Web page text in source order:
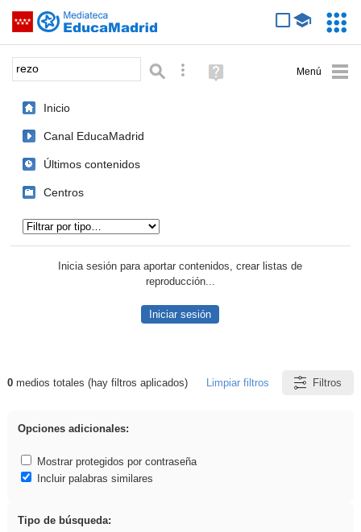
Saltar navegación
Palabra o frase: Búsqueda avanzada
Ayuda
(en
Inicio
Canal EducaMadrid
Últimos contenidos
Centros
Inicia sesión para aportar contenidos, crear listas de
reproducción...
Iniciar sesión
Resultados de: rezo
0medios totales (hay filtros aplicados) Limpiar filtros Filtros
Opciones adicionales:
Mostrar protegidos por contraseña
Incluir palabras similares
Tipo de búsqueda: